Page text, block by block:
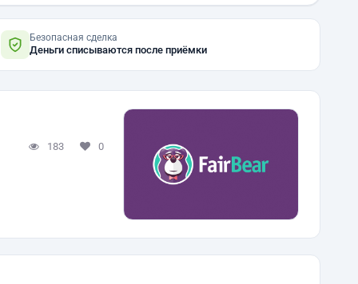
Безопасная сделка
Деньги списываются после приёмки
183 0